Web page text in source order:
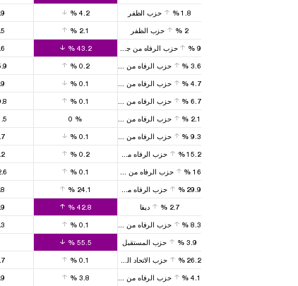
%4.2 %1.8 حزب الظفر
%2.1 %2 حزب الظفر
%43.2 % 9 حزب الرفاه من جديد
%0.2 % 3.6 حزب الرفاه من جديد
%0.1 % 4.7 حزب الرفاه من جديد
%0.1 % 6.7 حزب الرفاه من جديد
% % 2.1 حزب الرفاه من جديد
%0.1 % 9.3 حزب الرفاه من جديد
%0.2 %15.2 حزب الرفاه من جديد
%0.1 % 16 حزب الرفاه من جديد
%24.1 %29.9 حزب الرفاه من جديد
%42.8 %2.7 ديفا
%0.1 % 8.3 حزب الرفاه من جديد
%55.5 %3.9 حزب المستقبل
%0.1 %26.2 حزب الاتحاد الكبير
%3.8 % 4.1 حزب الرفاه من جديد